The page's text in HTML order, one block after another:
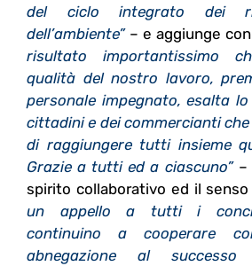
del ciclo integrato dei
dell’ambiente” – e aggiunge
risultato importantissimo
qualità del nostro lavoro,
personale impegnato, esalta
cittadini e dei commercianti
di raggiungere tutti insieme
Grazie a tutti ed a ciascuno” –
spirito collaborativo ed il
un appello a tutti i
continuino a cooperare
abnegazione al